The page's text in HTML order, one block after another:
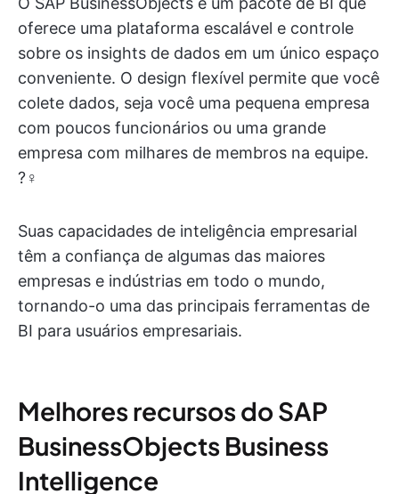
oferece uma plataforma escalável e controle
sobre os insights de dados em um único espaço
conveniente. O design flexível permite que você
colete dados, seja você uma pequena empresa
com poucos funcionários ou uma grande
empresa com milhares de membros na equipe.
?‍♀️
Suas capacidades de inteligência empresarial
têm a confiança de algumas das maiores
empresas e indústrias em todo o mundo,
tornando-o uma das principais ferramentas de
BI para usuários empresariais.
Melhores recursos do SAP
BusinessObjects Business
Intelligence